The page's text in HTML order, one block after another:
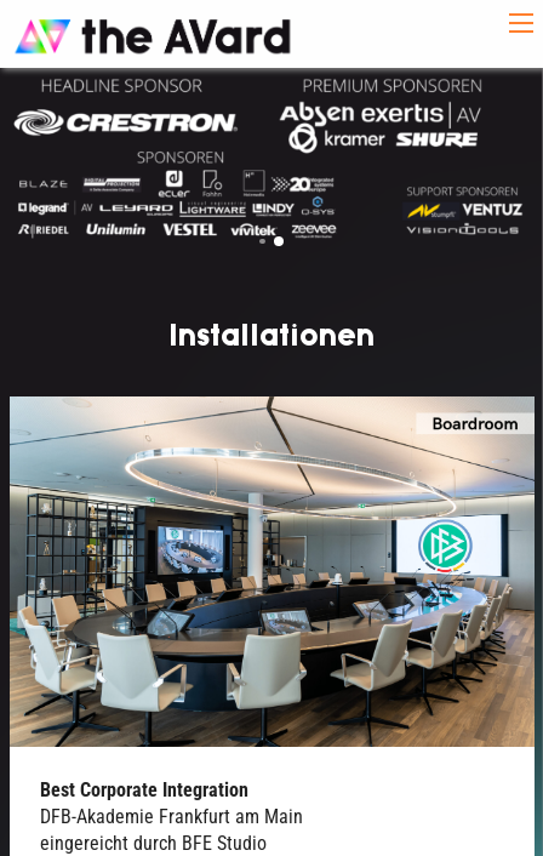
Installationen
Best Corporate Integration
DFB-Akademie Frankfurt am Main
eingereicht durch BFE Studio